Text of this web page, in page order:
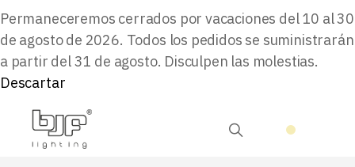
Permaneceremos cerrados por vacaciones del 10 al 30
de agosto de 2026. Todos los pedidos se suministrarán
a partir del 31 de agosto. Disculpen las molestias.
Descartar